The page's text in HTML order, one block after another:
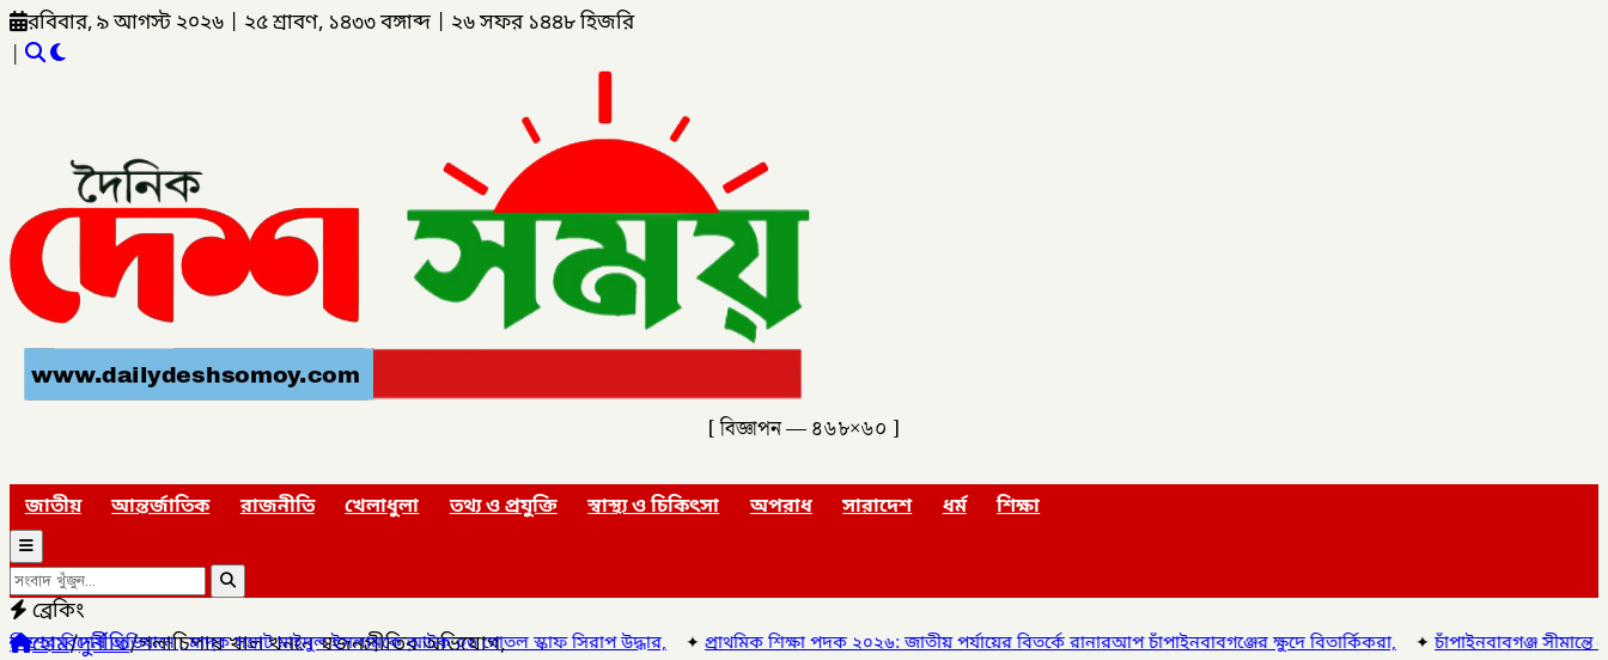
রবিবার, ৯ আগস্ট ২০২৬ ২৫ শ্রাবণ, ১৪৩৩ বঙ্গাব্দ ২৬ সফর ১৪৪৮ হিজরি
|
[ বিজ্ঞাপন — ৪৬৮×৬০ ]
জাতীয় আন্তর্জাতিক রাজনীতি খেলাধুলা তথ্য ও প্রযুক্তি স্বাস্থ্য ও চিকিৎসা অপরাধ সারাদেশ ধর্ম শিক্ষা
ব্রেকিং
, মাদক সম্রাট মাইদুল ইসলামকে আটক ০৩ বোতল স্কাফ সিরাপ উদ্ধার,✦প্রাথমিক শিক্ষা পদক ২০২৬: জাতীয় পর্যায়ের বিতর্কে রানারআপ চাঁপাইনবাবগঞ্জের ক্ষুদে বিতার্কিকরা,✦চাঁপাইনবাবগঞ্জ সীমান্তে ৫৯ বিজিবির পৃথক
হোম/দুর্নীতি/গলাচিপায় খাল খননে স্বজনপ্রীতির অভিযোগ,